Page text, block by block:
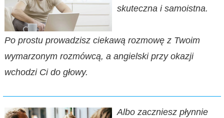
skuteczna i samoistna.
Po prostu prowadzisz ciekawą rozmowę z Twoim
wymarzonym rozmówcą, a angielski przy okazji
wchodzi Ci do głowy.
Albo zaczniesz płynnie